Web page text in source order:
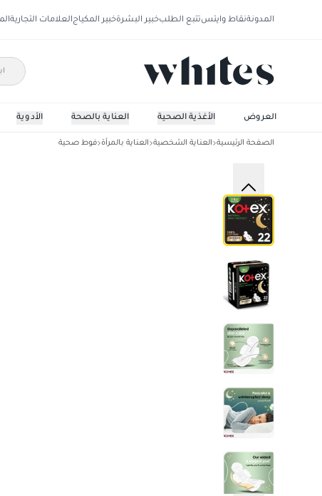
المدونةنقاط وايتستتبع الطلبخبير البشرةخبير المكياجالعلامات التجارية
الأدوية العناية بالصحة الأغذية الصحية العروض
الصفحة الرئيسية العناية الشخصية العناية بالمرأة فوط صحية